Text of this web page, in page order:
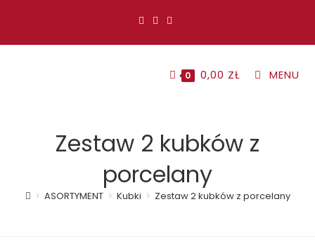
0 0,00 ZŁ MENU
Zestaw 2 kubków z
porcelany
> ASORTYMENT > Kubki > Zestaw 2 kubków z porcelany